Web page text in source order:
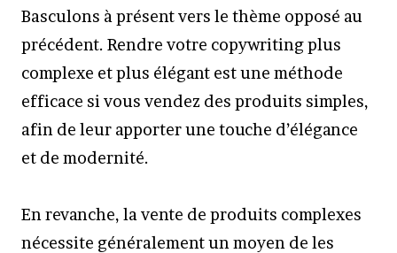
Basculons à présent vers le thème opposé au
précédent. Rendre votre copywriting plus
complexe et plus élégant est une méthode
efficace si vous vendez des produits simples,
afin de leur apporter une touche d’élégance
et de modernité.
En revanche, la vente de produits complexes
nécessite généralement un moyen de les